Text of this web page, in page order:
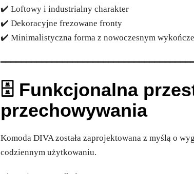
✔️ Loftowy i industrialny charakter
✔️ Dekoracyjne frezowane fronty
✔️ Minimalistyczna forma z nowoczesnym
🗄️ Funkcjonalna
przechowywania
Komoda DIVA została zaprojektowana z myślą o
codziennym użytkowaniu.